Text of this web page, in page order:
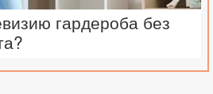
гардероба без